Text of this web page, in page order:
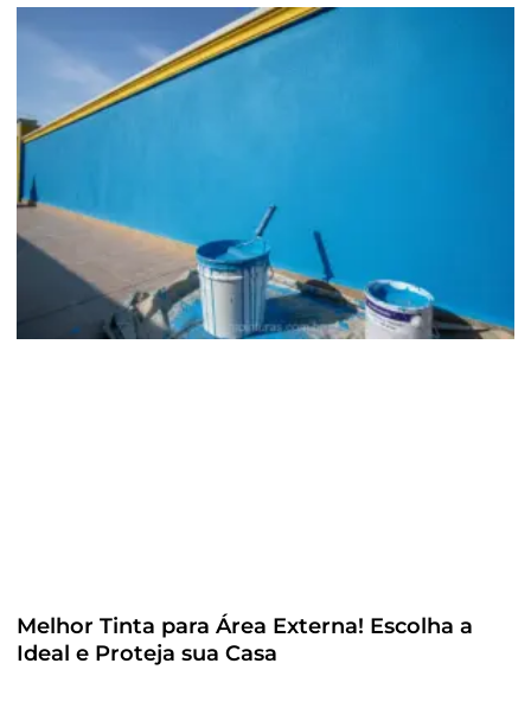
Melhor Tinta para Área Externa! Escolha a
Ideal e Proteja sua Casa